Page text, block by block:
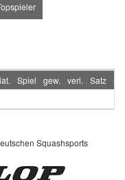
Spiel gew. verl. Satz S-
Squashsports